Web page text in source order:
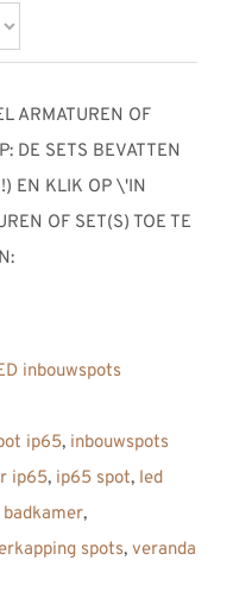
ARMATUREN OF
DE SETS BEVATTEN
EN KLIK OP \'IN
OF SET(S) TOE TE
inbouwspots
ip65, inbouwspots
ip65, ip65 spot, led
,
spots, veranda